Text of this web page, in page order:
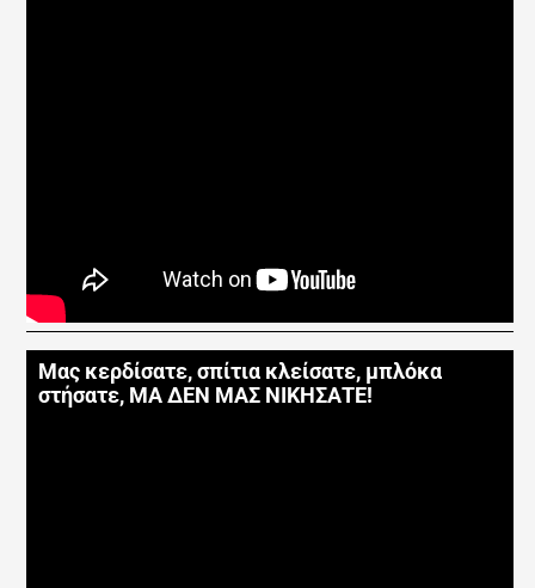
Μας κερδίσατε, σπίτια κλείσατε, μπλόκα
στήσατε, ΜΑ ΔΕΝ ΜΑΣ ΝΙΚΗΣΑΤΕ!